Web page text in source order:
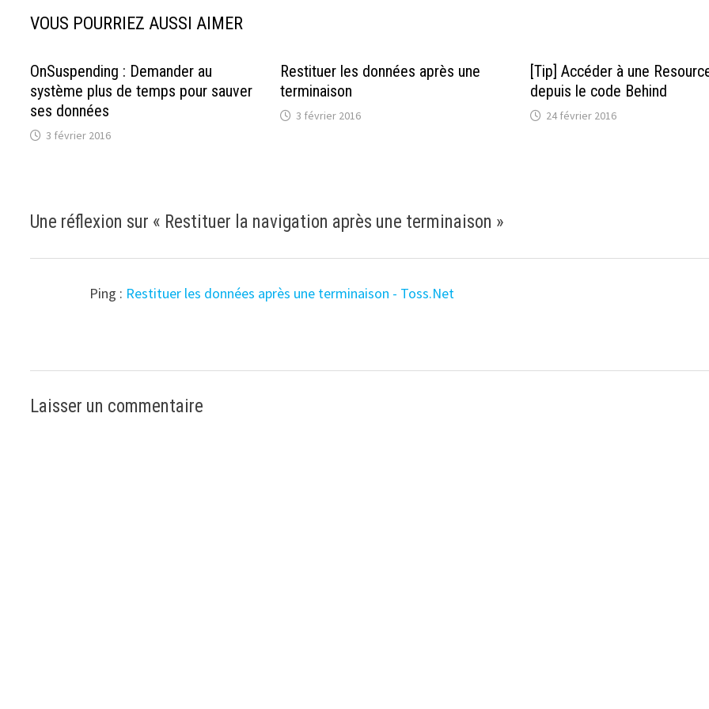
VOUS POURRIEZ AUSSI AIMER
OnSuspending : Demander au
système plus de temps pour sauver
ses données
3 février 2016
Restituer les données après une
terminaison
3 février 2016
[Tip] Accéder à une
depuis le code Behind
24 février 2016
Une réflexion sur « Restituer la navigation après une terminaison »
Ping : Restituer les données après une terminaison - Toss.Net
Laisser un commentaire